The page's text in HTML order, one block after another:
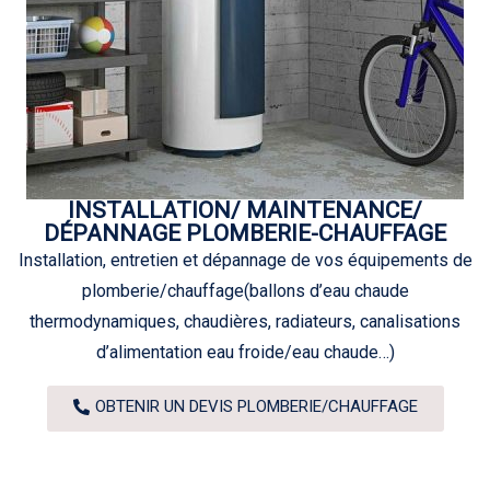
INSTALLATION/ MAINTENANCE/
DÉPANNAGE PLOMBERIE-CHAUFFAGE
Installation, entretien et dépannage de vos équipements de
plomberie/chauffage(ballons d’eau chaude
thermodynamiques, chaudières, radiateurs, canalisations
d’alimentation eau froide/eau chaude…)
OBTENIR UN DEVIS PLOMBERIE/CHAUFFAGE